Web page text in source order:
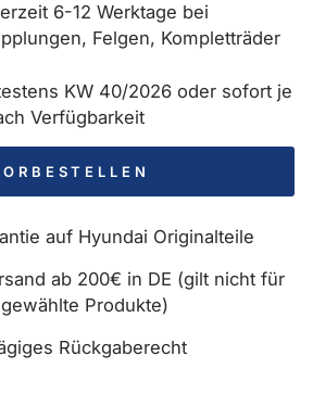
6-12 Werktage bei
Felgen, Kompletträder
KW 40/2026 oder sofort je
Verfügbarkeit
auf Hyundai Originalteile
ab 200€ in DE (gilt nicht für
Produkte)
Rückgaberecht